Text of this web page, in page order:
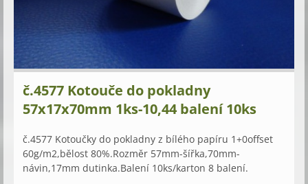
č.4577 Kotouče do pokladny
57x17x70mm 1ks-10,44 balení 10ks
č.4577 Kotoučky do pokladny z bílého papíru 1+0offset
60g/m2,bělost 80%.Rozměr 57mm-šířka,70mm-
návin,17mm dutinka.Balení 10ks/karton 8 balení.